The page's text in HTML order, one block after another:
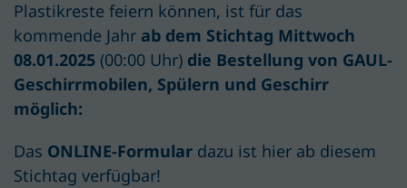
Plastikreste feiern können, ist für das
kommende Jahr ab dem Stichtag Mittwoch
08.01.2025 (00:00 Uhr) die Bestellung von GAUL-
Geschirrmobilen, Spülern und Geschirr
möglich:
Das ONLINE-Formular dazu ist hier ab diesem
Stichtag verfügbar!